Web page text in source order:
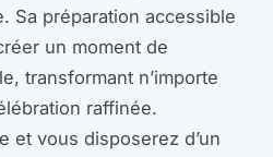
Sa préparation accessible
un moment de
transformant n’importe
raffinée.
et vous disposerez d’un